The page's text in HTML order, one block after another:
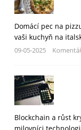
Domácí pec na
vaši kuchyň na
09-05-2025
Blockchain a růst
milovníci